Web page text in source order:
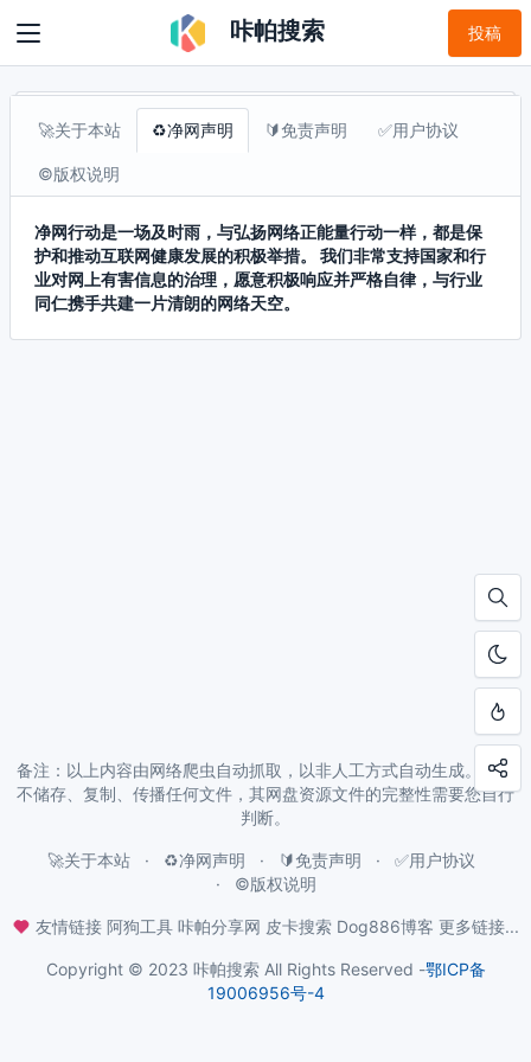
咔帕搜索 投稿
🚀关于本站 ♻️净网声明 🔰免责声明 ✅用户协议
©️版权说明
净网行动是一场及时雨，与弘扬网络正能量行动一样，都是保
护和推动互联网健康发展的积极举措。 我们非常支持国家和行
业对网上有害信息的治理，愿意积极响应并严格自律，与行业
同仁携手共建一片清朗的网络天空。
备注：以上内容由网络爬虫自动抓取，以非人工方式自动生成。本站
不储存、复制、传播任何文件，其网盘资源文件的完整性需要您自行
判断。
🚀关于本站 ♻️净网声明 🔰免责声明
✅用户协议
©️版权说明
友情链接 阿狗工具 咔帕分享网 皮卡搜索 Dog886博客 更多链接...
Copyright © 2023 咔帕搜索 All Rights Reserved -鄂ICP备
19006956号-4